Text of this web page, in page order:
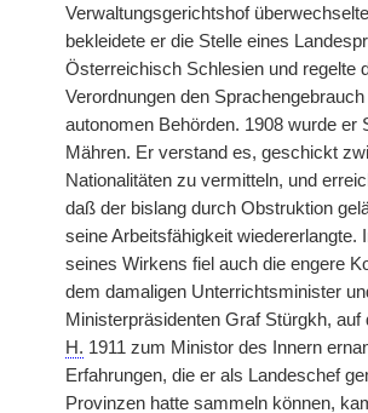
Verwaltungsgerichtshof
bekleidete er die Stelle eines
Österreichisch Schlesien und regelte
Verordnungen den Sprachengebrauch
autonomen Behörden. 1908 wurde er
Mähren. Er verstand es, geschickt
Nationalitäten zu vermitteln, und
daß der bislang durch Obstruktion
seine Arbeitsfähigkeit wiedererlangte.
seines Wirkens fiel auch die engere
dem damaligen Unterrichtsminister
Ministerpräsidenten Graf Stürgkh,
H. 1911 zum Ministor des Innern
Erfahrungen, die er als Landeschef
Provinzen hatte sammeln können,